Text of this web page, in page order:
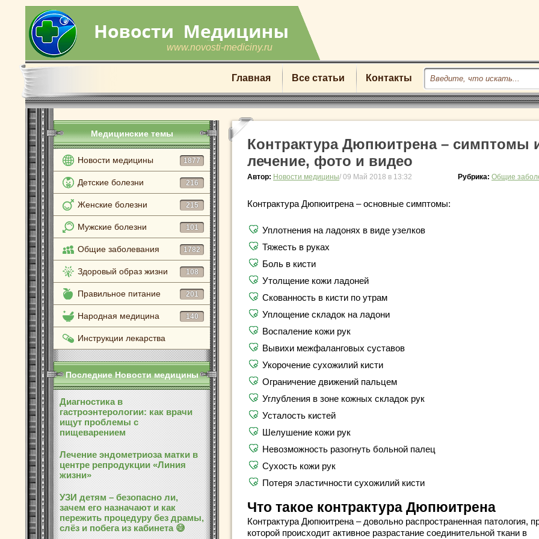
www.novosti-mediciny.ru
Главная Все статьи Контакты
Медицинские темы
Новости медицины 1877
Детские болезни 216
Женские болезни 215
Мужские болезни 101
Общие заболевания 1782
Здоровый образ жизни 108
Правильное питание 201
Народная медицина 140
Инструкции лекарства
Последние Новости медицины
Диагностика в
гастроэнтерологии: как врачи
ищут проблемы с
пищеварением
Лечение эндометриоза матки в
центре репродукции «Линия
жизни»
УЗИ детям – безопасно ли,
зачем его назначают и как
пережить процедуру без драмы,
слёз и побега из кабинета 😅
Контрактура Дюпюитрена – симптомы
лечение, фото и видео
Автор: Новости медицины/ 09 Май 2018 в 13:32 Рубрика: Общие
Контрактура Дюпюитрена – основные симптомы:
Уплотнения на ладонях в виде узелков
Тяжесть в руках
Боль в кисти
Утолщение кожи ладоней
Скованность в кисти по утрам
Уплощение складок на ладони
Воспаление кожи рук
Вывихи межфаланговых суставов
Укорочение сухожилий кисти
Ограничение движений пальцем
Углубления в зоне кожных складок рук
Усталость кистей
Шелушение кожи рук
Невозможность разогнуть больной палец
Сухость кожи рук
Потеря эластичности сухожилий кисти
Что такое контрактура Дюпюитрена
Контрактура Дюпюитрена – довольно распространенная патология,
которой происходит активное разрастание соединительной ткани в